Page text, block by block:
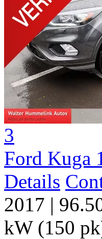
3
Ford Kuga
Details
2017 |
kW (150